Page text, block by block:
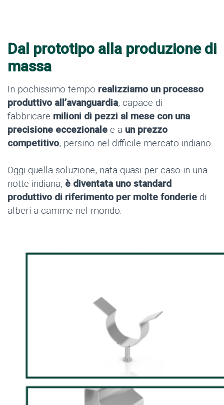
Dal prototipo alla produzione di
massa
In pochissimo tempo realizziamo un processo
produttivo all’avanguardia, capace di
fabbricare milioni di pezzi al mese con una
precisione eccezionale e a un prezzo
competitivo, persino nel difficile mercato indiano.
Oggi quella soluzione, nata quasi per caso in una
notte indiana, è diventata uno standard
produttivo di riferimento per molte fonderie di
alberi a camme nel mondo.